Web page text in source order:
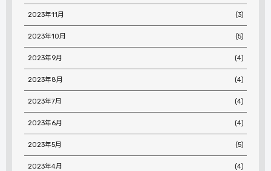
2023年11月 (3)
2023年10月 (5)
2023年9月 (4)
2023年8月 (4)
2023年7月 (4)
2023年6月 (4)
2023年5月 (5)
2023年4月 (4)